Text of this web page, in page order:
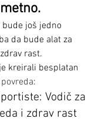
još jedno
da bude alat za
rast.
kreirali besplatan
:
Vodič za
i zdrav rast